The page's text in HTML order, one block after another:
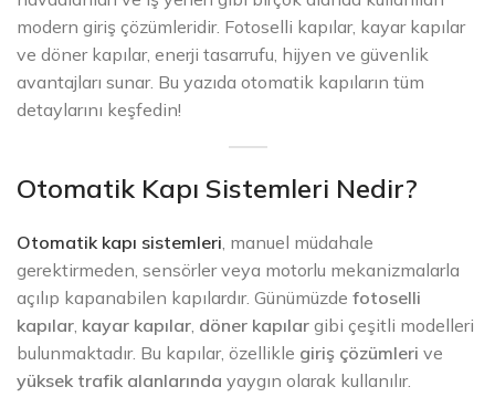
modern giriş çözümleridir. Fotoselli kapılar, kayar kapılar
ve döner kapılar, enerji tasarrufu, hijyen ve güvenlik
avantajları sunar. Bu yazıda otomatik kapıların tüm
detaylarını keşfedin!
Otomatik Kapı Sistemleri Nedir?
Otomatik kapı sistemleri, manuel müdahale
gerektirmeden, sensörler veya motorlu mekanizmalarla
açılıp kapanabilen kapılardır. Günümüzde fotoselli
kapılar, kayar kapılar, döner kapılar gibi çeşitli modelleri
bulunmaktadır. Bu kapılar, özellikle giriş çözümleri ve
yüksek trafik alanlarında yaygın olarak kullanılır.